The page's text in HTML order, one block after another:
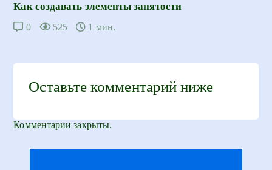
Как создавать элементы занятости
0 525 1 мин.
Оставьте комментарий ниже
Комментарии закрыты.